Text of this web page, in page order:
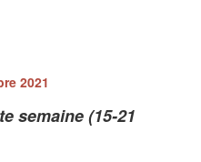
2021
semaine (15-21